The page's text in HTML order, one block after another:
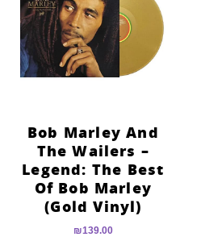
Bob Marley And
The Wailers –
Legend: The Best
Of Bob Marley
(Gold Vinyl)
₪139.00